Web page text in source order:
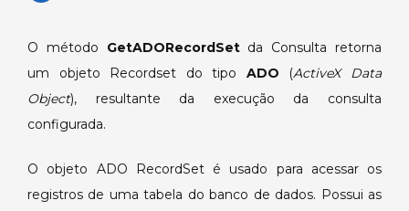
de
dados
no
O método GetADORecordSetda Consulta retorna
um objeto Recordset do tipo ADO (ActiveX Data
Object), resultante da execução da consulta
configurada.
O objeto ADO RecordSet é usado para acessar os
registros de uma tabela do banco de dados. Possui as